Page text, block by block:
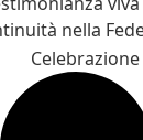
nella